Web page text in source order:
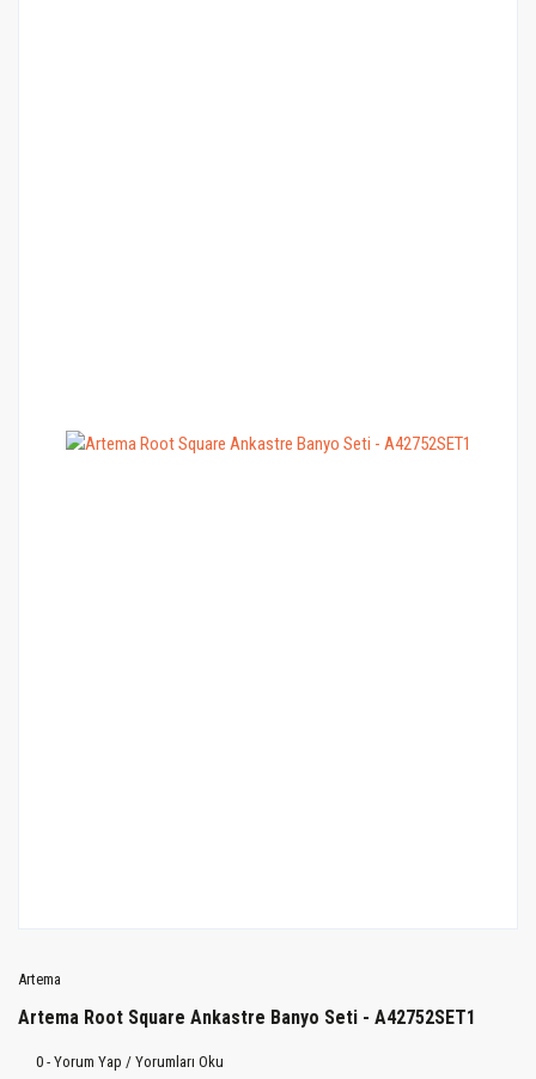
Artema
Artema Root Square Ankastre Banyo Seti - A42752SET1
0 - Yorum Yap / Yorumları Oku